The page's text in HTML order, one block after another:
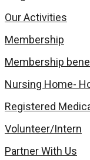
Our Activities
Membership
Membership
Nursing Home-
Registered
Volunteer/Intern
Partner With Us